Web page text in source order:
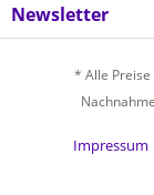
Newsletter
* Alle
Impressum